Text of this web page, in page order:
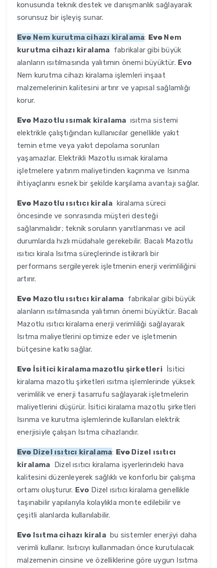
konusunda teknik destek ve danışmanlık sağlayarak
sorunsuz bir işleyiş sunar.
Evo Nem kurutma cihazı kiralama: Evo Nem
kurutma cihazı kiralama fabrikalar gibi büyük
alanların ısıtılmasında yalıtımın önemi büyüktür. Evo
Nem kurutma cihazı kiralama işlemleri inşaat
malzemelerinin kalitesini artırır ve yapısal sağlamlığı
korur.
Evo Mazotlu ısımak kiralama ısıtma sistemi
elektrikle çalıştığından kullanıcılar genellikle yakıt
temin etme veya yakıt depolama sorunları
yaşamazlar. Elektrikli Mazotlu ısımak kiralama
işletmelere yatırım maliyetinden kaçınma ve Isınma
ihtiyaçlarını esnek bir şekilde karşılama avantajı sağlar.
Evo Mazotlu ısıtıcı kirala kiralama süreci
öncesinde ve sonrasında müşteri desteği
sağlanmalıdır; teknik soruların yanıtlanması ve acil
durumlarda hızlı müdahale gerekebilir. Bacalı Mazotlu
ısıtıcı kirala Isıtma süreçlerinde istikrarlı bir
performans sergileyerek işletmenin enerji verimliliğini
artırır.
Evo Mazotlu ısıtıcı kiralama fabrikalar gibi büyük
alanların ısıtılmasında yalıtımın önemi büyüktür. Bacalı
Mazotlu ısıtıcı kiralama enerji verimliliği sağlayarak
Isıtma maliyetlerini optimize eder ve işletmenin
bütçesine katkı sağlar.
Evo İsitici kiralama mazotlu şirketleri İsitici
kiralama mazotlu şirketleri ısıtma işlemlerinde yüksek
verimlilik ve enerji tasarrufu sağlayarak işletmelerin
maliyetlerini düşürür. İsitici kiralama mazotlu şirketleri
Isınma ve kurutma işlemlerinde kullanılan elektrik
enerjisiyle çalışan Isıtma cihazlarıdır.
Evo Dizel ısıtıcı kiralama: Evo Dizel ısıtıcı
kiralama Dizel ısıtıcı kiralama işyerlerindeki hava
kalitesini düzenleyerek sağlıklı ve konforlu bir çalışma
ortamı oluşturur. Evo Dizel ısıtıcı kiralama genellikle
taşınabilir yapılarıyla kolaylıkla monte edilebilir ve
çeşitli alanlarda kullanılabilir.
Evo Isıtma cihazı kiralabu sistemler enerjiyi daha
verimli kullanır. Isıtıcıyı kullanmadan önce kurutulacak
malzemenin cinsine ve özelliklerine göre uygun Isıtma